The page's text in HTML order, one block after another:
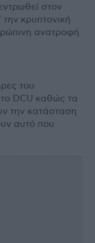
στον
κρυπτονική
ανατροφή
του
DCU καθώς τα
την κατάσταση
αυτό που